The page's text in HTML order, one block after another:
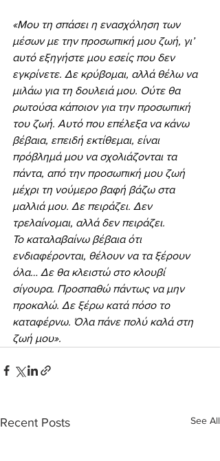
«Μου τη σπάσει η ενασχόληση των
μέσων με την προσωπική μου ζωή, γι’
αυτό εξηγήστε μου εσείς που δεν
εγκρίνετε. Δε κρύβομαι, αλλά θέλω να
μιλάω για τη δουλειά μου. Ούτε θα
ρωτούσα κάποιον για την προσωπική
του ζωή. Αυτό που επέλεξα να κάνω
βέβαια, επειδή εκτίθεμαι, είναι
πρόβλημά μου να σχολιάζονται τα
πάντα, από την προσωπική μου ζωή
μέχρι τη νούμερο βαφή βάζω στα
μαλλιά μου. Δε πειράζει. Δεν
τρελαίνομαι, αλλά δεν πειράζει.
Το καταλαβαίνω βέβαια ότι
ενδιαφέρονται, θέλουν να τα ξέρουν
όλα… Δε θα κλειστώ στο κλουβί
σίγουρα. Προσπαθώ πάντως να μην
προκαλώ. Δε ξέρω κατά πόσο το
καταφέρνω. Όλα πάνε πολύ καλά στη
ζωή μου».
Recent Posts See All